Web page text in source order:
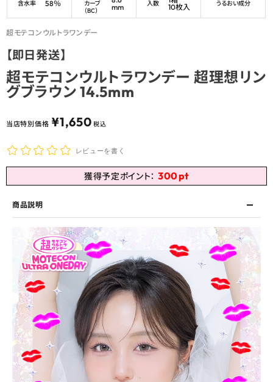
含水率 58％
カーブ
（BC）
mm
入数
10枚入
うるおい成分
超モテコンウルトラワンデー
【即日発送】
超モテコンウルトラワンデー 超理想リン
グブラウン 14.5mm
当店特別価格 ¥1,650 税込
レビューを書く
獲得予定ポイント： 300pt
商品説明